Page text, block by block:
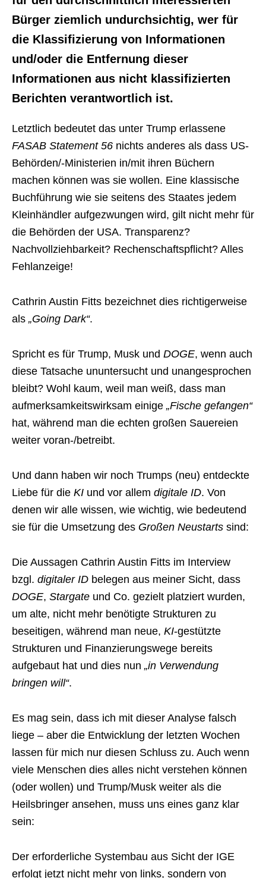
Bürger ziemlich undurchsichtig, wer für
die Klassifizierung von Informationen
und/oder die Entfernung dieser
Informationen aus nicht klassifizierten
Berichten verantwortlich ist.
Letztlich bedeutet das unter Trump erlassene
FASAB Statement 56 nichts anderes als dass US-
Behörden/-Ministerien in/mit ihren Büchern
machen können was sie wollen. Eine klassische
Buchführung wie sie seitens des Staates jedem
Kleinhändler aufgezwungen wird, gilt nicht mehr für
die Behörden der USA. Transparenz?
Nachvollziehbarkeit? Rechenschaftspflicht? Alles
Fehlanzeige!
Cathrin Austin Fitts bezeichnet dies richtigerweise
als „Going Dark“.
Spricht es für Trump, Musk und DOGE, wenn auch
diese Tatsache ununtersucht und unangesprochen
bleibt? Wohl kaum, weil man weiß, dass man
aufmerksamkeitswirksam einige „Fische gefangen“
hat, während man die echten großen Sauereien
weiter voran-/betreibt.
Und dann haben wir noch Trumps (neu) entdeckte
Liebe für die KI und vor allem digitale ID. Von
denen wir alle wissen, wie wichtig, wie bedeutend
sie für die Umsetzung des Großen Neustarts sind:
Die Aussagen Cathrin Austin Fitts im Interview
bzgl. digitaler ID belegen aus meiner Sicht, dass
DOGE, Stargate und Co. gezielt platziert wurden,
um alte, nicht mehr benötigte Strukturen zu
beseitigen, während man neue, KI-gestützte
Strukturen und Finanzierungswege bereits
aufgebaut hat und dies nun „in Verwendung
bringen will“.
Es mag sein, dass ich mit dieser Analyse falsch
liege – aber die Entwicklung der letzten Wochen
lassen für mich nur diesen Schluss zu. Auch wenn
viele Menschen dies alles nicht verstehen können
(oder wollen) und Trump/Musk weiter als die
Heilsbringer ansehen, muss uns eines ganz klar
sein:
Der erforderliche Systembau aus Sicht der IGE
erfolgt jetzt nicht mehr von links, sondern von